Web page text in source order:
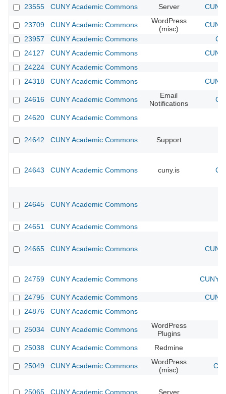
23555 CUNY Academic Commons Server
23709 CUNY Academic Commons
WordPress
(misc)
23957
CUNY Academic Commons
24127
CUNY Academic Commons
24224
CUNY Academic Commons
24318
CUNY Academic Commons
24616 CUNY Academic Commons
Email
Notifications
24620 CUNY Academic Commons
24642 CUNY Academic Commons Support
24643 CUNY Academic Commons cuny.is
24645 CUNY Academic Commons
24651 CUNY Academic Commons
24665 CUNY Academic Commons
24759 CUNY Academic Commons CUNY
24795 CUNY Academic Commons
24876
CUNY Academic Commons
25034 CUNY Academic Commons
WordPress
Plugins
25038
CUNY Academic Commons Redmine
25049 CUNY Academic Commons
WordPress
(misc)
25065 CUNY Academic Commons Server